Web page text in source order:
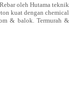
oleh Hutama teknik
kuat dengan chemical
& balok. Termurah &